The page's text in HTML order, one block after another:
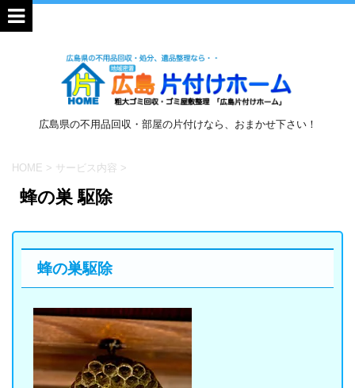
広島県の不用品回収・部屋の片付けなら、おまかせ下さい！
HOME > サービス内容 >
蜂の巣 駆除
蜂の巣駆除